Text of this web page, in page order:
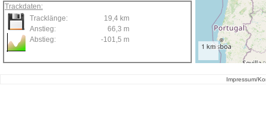
Trackdaten:
Tracklänge:
19,4 km
Anstieg:
66,3 m
Abstieg:
-101,5 m
1 km
Impressum/